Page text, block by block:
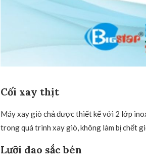
Cối xay thịt
Máy xay giò chả được thiết kế với 2 lớp
trong quá trình xay giò, không làm bị chết
Lưỡi dao sắc bén